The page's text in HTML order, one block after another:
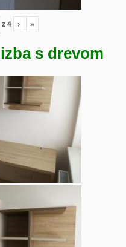
z4 › »
s drevom